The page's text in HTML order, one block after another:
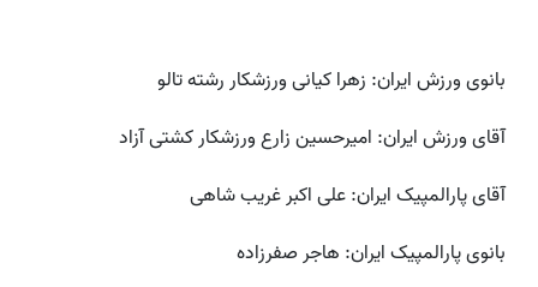
بانوی ورزش ایران: زهرا کیانی ورزشکار رشته تالو
آقای ورزش ایران: امیرحسین زارع ورزشکار کشتی آزاد
آقای پارالمپیک ایران: علی اکبر غریب شاهی
بانوی پارالمپیک ایران: هاجر صفرزاده